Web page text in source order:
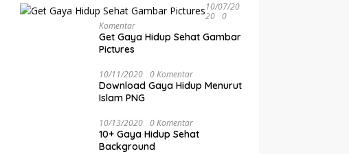
10/07/20
20
0
Komentar
Get Gaya Hidup Sehat Gambar
Pictures
10/11/2020 0 Komentar
Download Gaya Hidup Menurut
Islam PNG
10/13/2020 0 Komentar
10+ Gaya Hidup Sehat
Background